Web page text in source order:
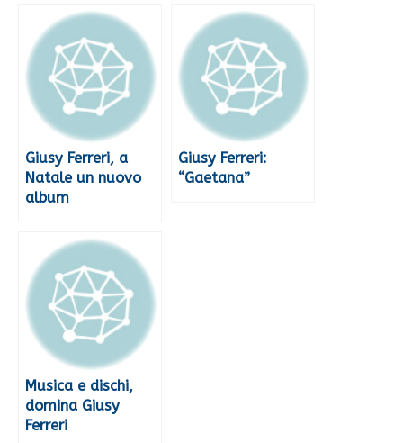
Giusy Ferreri, a
Natale un nuovo
album
Giusy Ferreri:
“Gaetana”
Musica e dischi,
domina Giusy
Ferreri